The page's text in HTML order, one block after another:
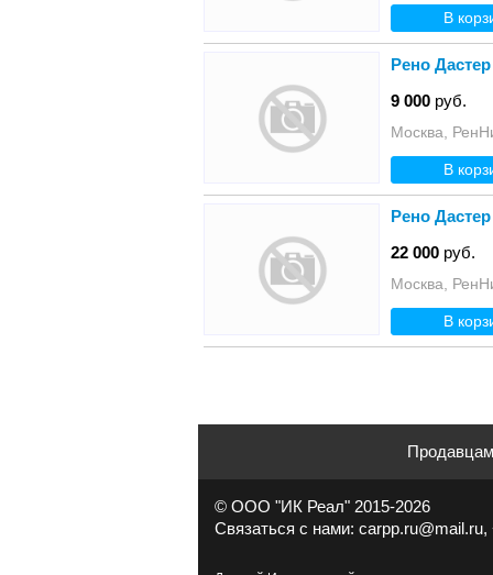
В
Рено
9 000 руб.
Москва,
В
Рено
22 000 руб.
Москва,
В
Продавцам
© ООО "ИК Реал" 2015-2026
Связаться с нами: carpp.ru@mail.ru,